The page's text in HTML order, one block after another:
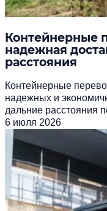
Контейнерные
надежная
расстояния
Контейнерные
надежных и
дальние расстояния
6 июля 2026